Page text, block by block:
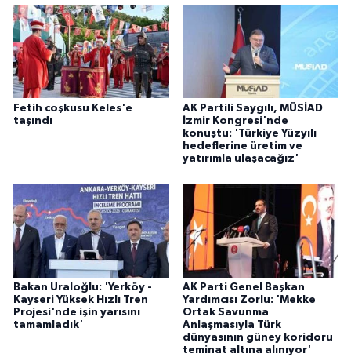
Fetih coşkusu Keles'e
taşındı
AK Partili Saygılı, MÜSİAD
İzmir Kongresi'nde
konuştu: 'Türkiye Yüzyılı
hedeflerine üretim ve
yatırımla ulaşacağız'
Bakan Uraloğlu: 'Yerköy -
Kayseri Yüksek Hızlı Tren
Projesi'nde işin yarısını
tamamladık'
AK Parti Genel Başkan
Yardımcısı Zorlu: 'Mekke
Ortak Savunma
Anlaşmasıyla Türk
dünyasının güney koridoru
teminat altına alınıyor'